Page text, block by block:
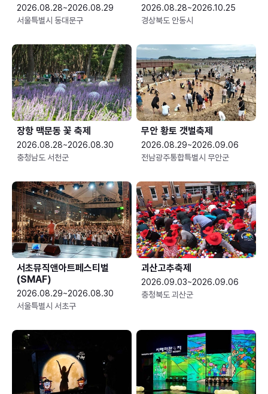
2026.08.28~2026.08.29
서울특별시 동대문구
2026.08.28~2026.10.25
경상북도 안동시
장항 맥문동 꽃 축제
2026.08.28~2026.08.30
충청남도 서천군
무안 황토 갯벌축제
2026.08.29~2026.09.06
전남광주통합특별시 무안군
서초뮤직앤아트페스티벌
(SMAF)
2026.08.29~2026.08.30
서울특별시 서초구
괴산고추축제
2026.09.03~2026.09.06
충청북도 괴산군